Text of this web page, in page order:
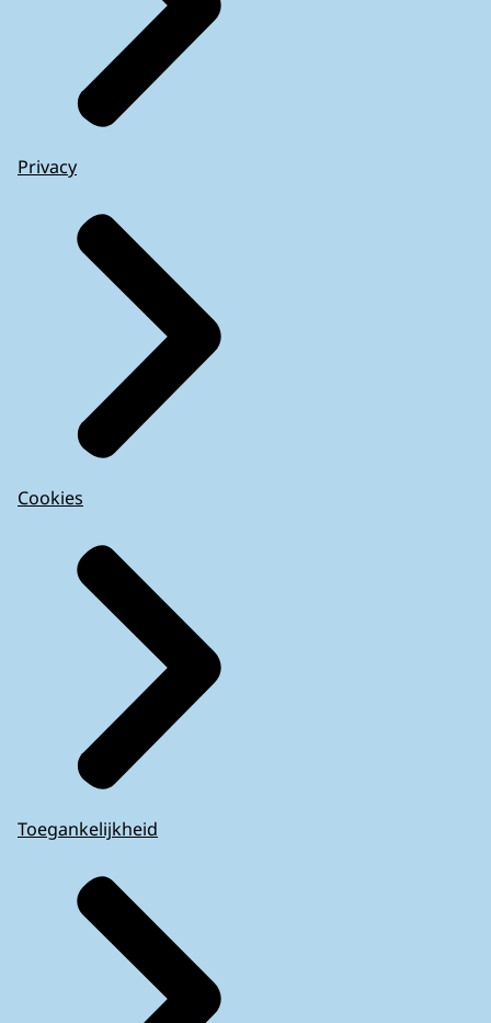
Privacy
Cookies
Toegankelijkheid